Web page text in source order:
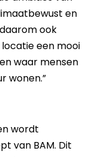
en
ook
een mooi
waar mensen
wonen.”
wordt
van BAM. Dit